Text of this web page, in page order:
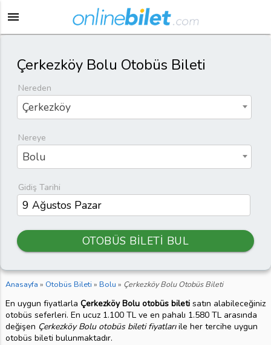
menu
Çerkezköy Bolu Otobüs Bileti
Nereden
Çerkezköy
Nereye
Bolu
Gidiş Tarihi
OTOBÜS BİLETİ BUL
Anasayfa » Otobüs Bileti » Bolu » Çerkezköy Bolu Otobüs Bileti
En uygun fiyatlarla Çerkezköy Bolu otobüs biletisatın alabileceğiniz
otobüs seferleri. En ucuz 1.100 TL ve en pahalı 1.580 TL arasında
değişen Çerkezköy Bolu otobüs bileti fiyatlarıile her tercihe uygun
otobüs bileti bulunmaktadır.